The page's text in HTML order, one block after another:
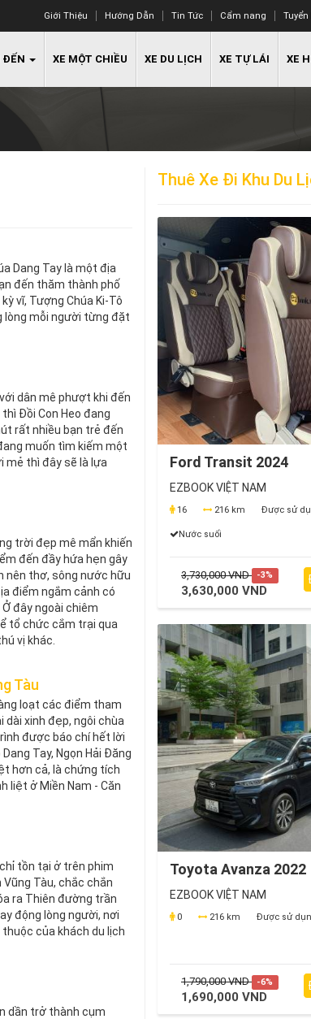
Giới Thiệu Hướng Dẫn Tin Tức Cẩm nang
ĐẾN XE MỘT CHIỀU XE DU LỊCH XE TỰ LÁI XE
Dang Tay là một địa
đến thăm thành phố
vĩ, Tượng Chúa Ki-Tô
lòng mỗi người từng đặt
dân mê phượt khi đến
thì Đồi Con Heo đang
rất nhiều bạn trẻ đến
muốn tìm kiếm một
mẻ thì đây sẽ là lựa
trời đẹp mê mẩn khiến
đến đầy hứa hẹn gây
nên thơ, sông nước hữu
điểm ngắm cảnh có
đây ngoài chiêm
tổ chức cắm trại qua
vị khác.
Tàu
loạt các điểm tham
xinh đẹp, ngôi chùa
được báo chí hết lời
Tay, Ngọn Hải Đăng
hơn cả, là chứng tích
liệt ở Miền Nam - Căn
tồn tại ở trên phim
Vũng Tàu, chắc chắn
ra Thiên đường trần
động lòng người, nơi
của khách du lịch
dần trở thành cụm
Thuê Xe Đi Khu Du
Ford Transit 2024
EZBOOK VIỆT NAM
16 216 km Được sử
Nước suối
3,730,000 VND -3%
3,630,000 VND
Toyota Avanza 2022
EZBOOK VIỆT NAM
0 216 km Được sử
1,790,000 VND -6%
1,690,000 VND